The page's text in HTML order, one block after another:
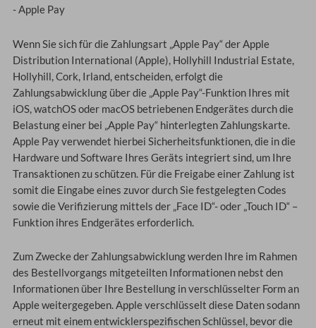
- Apple Pay
Wenn Sie sich für die Zahlungsart „Apple Pay“ der Apple
Distribution International (Apple), Hollyhill Industrial Estate,
Hollyhill, Cork, Irland, entscheiden, erfolgt die
Zahlungsabwicklung über die „Apple Pay“-Funktion Ihres mit
iOS, watchOS oder macOS betriebenen Endgerätes durch die
Belastung einer bei „Apple Pay“ hinterlegten Zahlungskarte.
Apple Pay verwendet hierbei Sicherheitsfunktionen, die in die
Hardware und Software Ihres Geräts integriert sind, um Ihre
Transaktionen zu schützen. Für die Freigabe einer Zahlung ist
somit die Eingabe eines zuvor durch Sie festgelegten Codes
sowie die Verifizierung mittels der „Face ID“- oder „Touch ID“ –
Funktion ihres Endgerätes erforderlich.
Zum Zwecke der Zahlungsabwicklung werden Ihre im Rahmen
des Bestellvorgangs mitgeteilten Informationen nebst den
Informationen über Ihre Bestellung in verschlüsselter Form an
Apple weitergegeben. Apple verschlüsselt diese Daten sodann
erneut mit einem entwicklerspezifischen Schlüssel, bevor die